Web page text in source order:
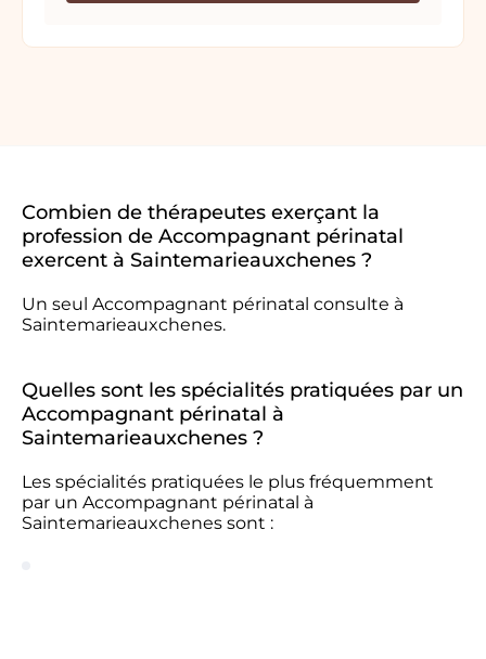
Combien de thérapeutes exerçant la
profession de Accompagnant périnatal
exercent à Saintemarieauxchenes ?
Un seul Accompagnant périnatal consulte à
Saintemarieauxchenes.
Quelles sont les spécialités pratiquées par un
Accompagnant périnatal à
Saintemarieauxchenes ?
Les spécialités pratiquées le plus fréquemment
par un Accompagnant périnatal à
Saintemarieauxchenes sont :